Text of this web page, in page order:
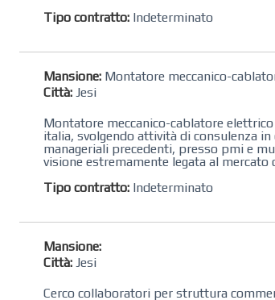
Tipo contratto: Indeterminato
Mansione: Montatore meccanico-
Città: Jesi
Montatore meccanico-cablatore
italia, svolgendo attività di consulenza
manageriali precedenti, presso pmi e
visione estremamente legata al
Tipo contratto: Indeterminato
Mansione:
Città: Jesi
Cerco collaboratori per struttura